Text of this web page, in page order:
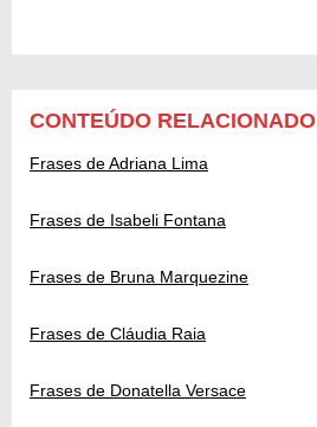
CONTEÚDO RELACIONADO
Frases de Adriana Lima
Frases de Isabeli Fontana
Frases de Bruna Marquezine
Frases de Cláudia Raia
Frases de Donatella Versace